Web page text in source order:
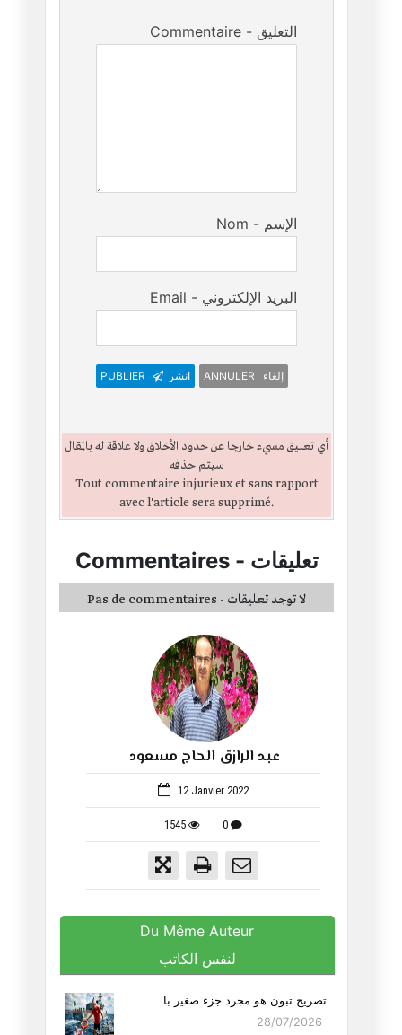
عبد الرازق الحاج مسعود
12 Janvier 2022
1545 0
Du Même Auteur
لنفس الكاتب
تصريح تبون هو مجرد جزء صغير با
28/07/2026
Commentaire - التعليق
Nom - الإسم
Email - البريد الإلكتروني
PUBLIER انشر ANNULER إلغاء
أي تعليق مسيء خارجا عن حدود الأخلاق ولا علاقة له بالمقال
سيتم حذفه
Tout commentaire injurieux et sans rapport
avec l'article sera supprimé.
Commentaires- تعليقات
Pas de commentaires - لا توجد تعليقات